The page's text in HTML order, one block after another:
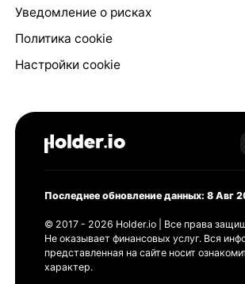
Уведомление о рисках
Политика cookie
Настройки cookie
Последнее обновление данных: 8 Авг
© 2017 - 2026 Holder.io | Все права
Не оказывает финансовых услуг. Вся
представленная на сайте носит
характер.